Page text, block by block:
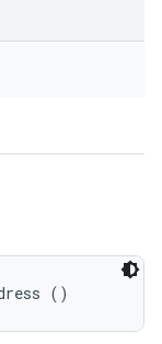
()